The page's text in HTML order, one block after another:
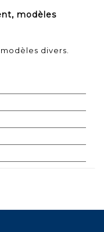
modèles
divers.